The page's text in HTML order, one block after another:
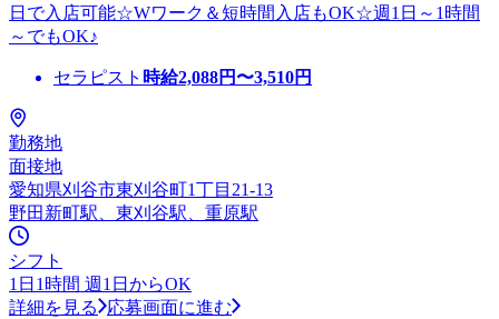
日で入店可能☆Wワーク＆短時間入店もOK☆週1日～1時間
～でもOK♪
セラピスト 時給2,088円〜3,510円
勤務地
面接地
愛知県刈谷市東刈谷町1丁目21-13
野田新町駅、東刈谷駅、重原駅
シフト
1日1時間 週1日からOK
詳細を見る
応募画面に進む